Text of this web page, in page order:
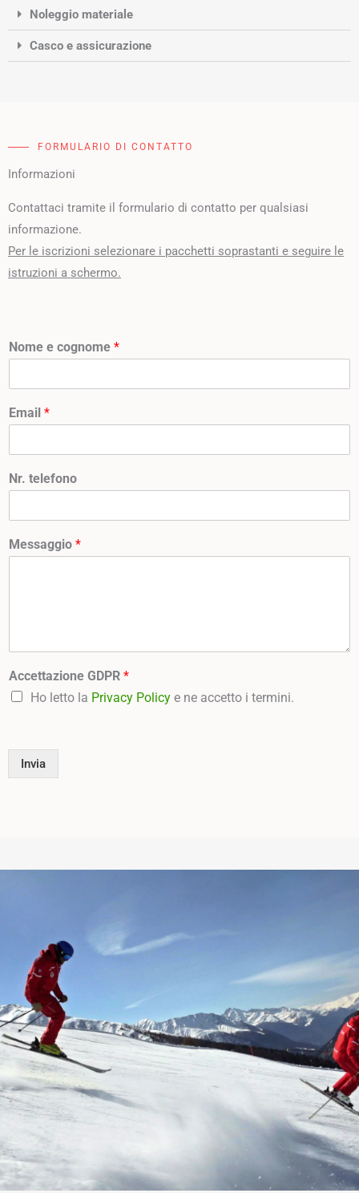
Noleggio materiale
Casco e assicurazione
FORMULARIO DI CONTATTO
Informazioni
Contattaci tramite il formulario di contatto per qualsiasi
informazione.
Per le iscrizioni selezionare i pacchetti soprastanti e seguire le
istruzioni a schermo.
Nome e cognome *
Email *
Nr. telefono
Messaggio *
Accettazione GDPR *
Ho letto la Privacy Policy e ne accetto i termini.
Invia